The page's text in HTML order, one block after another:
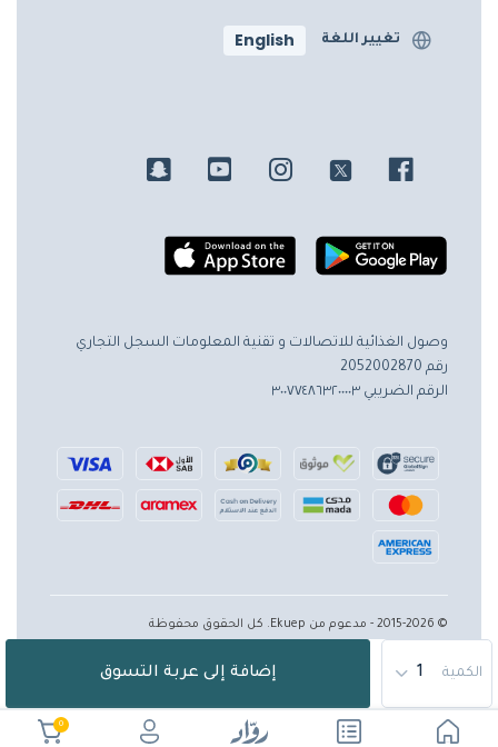
0
الكمية إضافة إلى عربة التسوق
تغيير اللغة English
وصول الغذائية للاتصالات و تقنية المعلومات السجل التجاري
رقم 2052002870
الرقم الضريبي ٣٠٠٧٧٤٨٦٣٢٠٠٠٠٣
© 2015-2026 - مدعوم من Ekuep. كل الحقوق محفوظة